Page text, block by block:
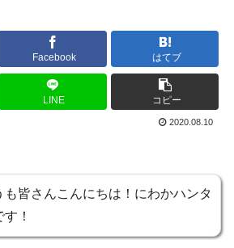
Facebook はてブ
LINE コピー
2020.08.10
も皆さんこんにちは！にわかハンタ
！